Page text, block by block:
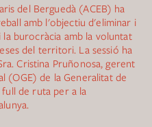
del Berguedà (ACEB) ha
amb l'objectiu d'eliminar i
burocràcia amb la voluntat
del territori. La sessió ha
Cristina Pruñonosa, gerent
(OGE) de la Generalitat de
de ruta per a la